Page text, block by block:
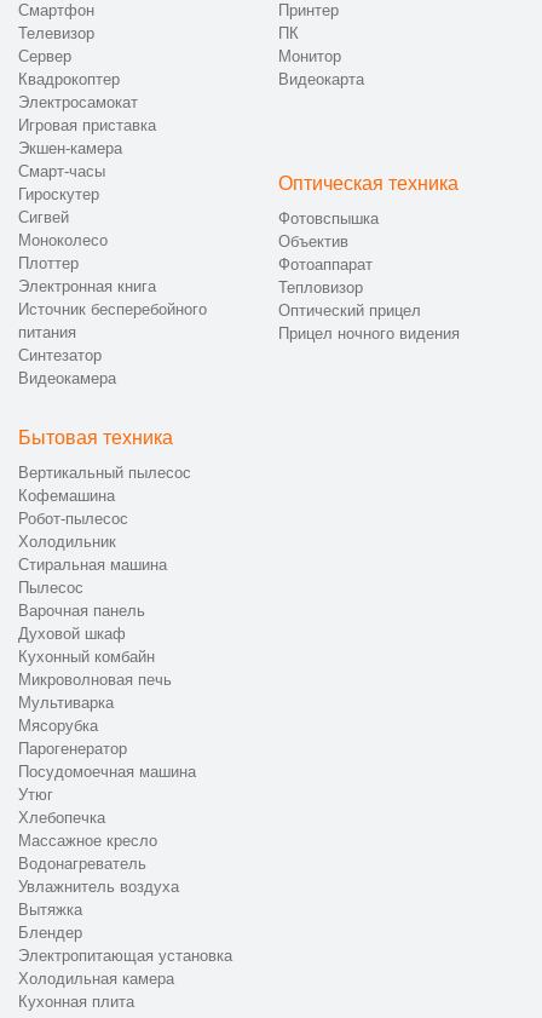
Смартфон
Телевизор
Сервер
Квадрокоптер
Электросамокат
Игровая приставка
Экшен-камера
Смарт-часы
Гироскутер
Сигвей
Моноколесо
Плоттер
Электронная книга
Источник бесперебойного
питания
Синтезатор
Видеокамера
Принтер
ПК
Монитор
Видеокарта
Оптическая техника
Фотовспышка
Объектив
Фотоаппарат
Тепловизор
Оптический прицел
Прицел ночного видения
Бытовая техника
Вертикальный пылесос
Кофемашина
Робот-пылесос
Холодильник
Стиральная машина
Пылесос
Варочная панель
Духовой шкаф
Кухонный комбайн
Микроволновая печь
Мультиварка
Мясорубка
Парогенератор
Посудомоечная машина
Утюг
Хлебопечка
Массажное кресло
Водонагреватель
Увлажнитель воздуха
Вытяжка
Блендер
Электропитающая установка
Холодильная камера
Кухонная плита